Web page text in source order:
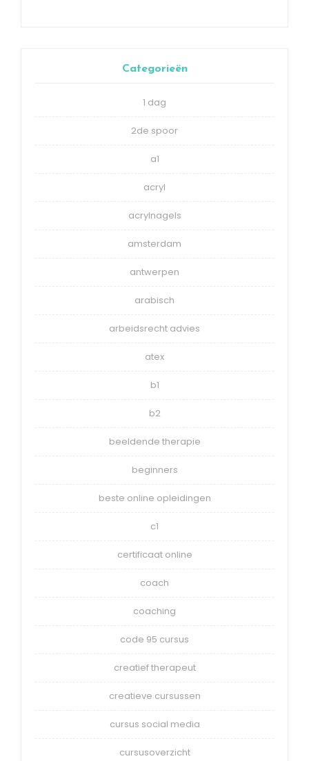
Categorieën
1 dag
2de spoor
a1
acryl
acrylnagels
amsterdam
antwerpen
arabisch
arbeidsrecht advies
atex
b1
b2
beeldende therapie
beginners
beste online opleidingen
c1
certificaat online
coach
coaching
code 95 cursus
creatief therapeut
creatieve cursussen
cursus social media
cursusoverzicht